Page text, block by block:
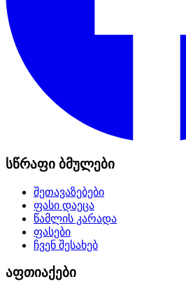
სწრაფი ბმულები
შეთავაზებები
ფასი დაეცა
წამლის კარადა
ფასები
ჩვენ შესახებ
აფთიაქები